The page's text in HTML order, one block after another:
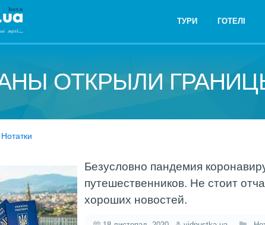
ТУРИ ГОТЕЛІ
ОТКРЫЛИ
Нотатки
Безусловно пандемия
путешественников. Не стоит
хороших новостей.